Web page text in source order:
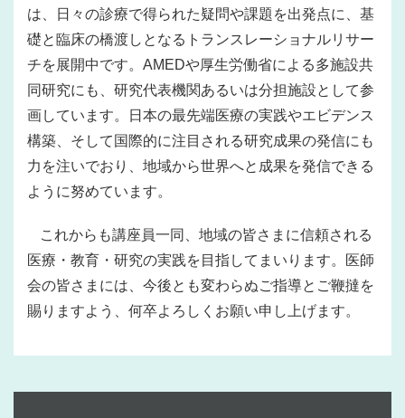
は、日々の診療で得られた疑問や課題を出発点に、基
礎と臨床の橋渡しとなるトランスレーショナルリサー
チを展開中です。AMEDや厚生労働省による多施設共
同研究にも、研究代表機関あるいは分担施設として参
画しています。日本の最先端医療の実践やエビデンス
構築、そして国際的に注目される研究成果の発信にも
力を注いでおり、地域から世界へと成果を発信できる
ように努めています。
これからも講座員一同、地域の皆さまに信頼される
医療・教育・研究の実践を目指してまいります。医師
会の皆さまには、今後とも変わらぬご指導とご鞭撻を
賜りますよう、何卒よろしくお願い申し上げます。